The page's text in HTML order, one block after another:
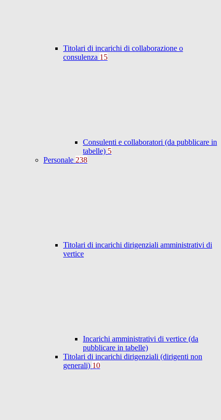
Titolari di incarichi di collaborazione o
consulenza 15
Consulenti e collaboratori (da pubblicare in
tabelle) 5
Personale 238
Titolari di incarichi dirigenziali amministrativi di
vertice
Incarichi amministrativi di vertice (da
pubblicare in tabelle)
Titolari di incarichi dirigenziali (dirigenti non
generali) 10